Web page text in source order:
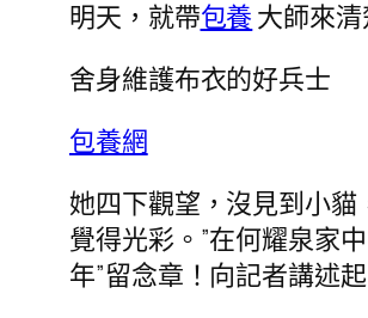
明天，就帶包養 大師來
舍身維護布衣的好兵士
包養網
她四下觀望，沒見到小
覺得光彩。”在何耀泉家
年”留念章！向記者講述